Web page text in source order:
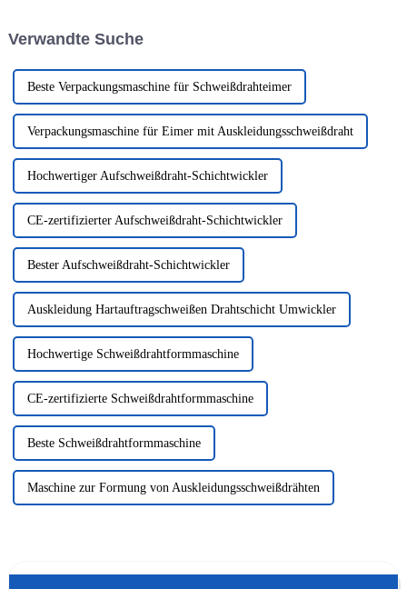
seinen Zieldurchmesser
Verwandte Suche
Beste Verpackungsmaschine für Schweißdrahteimer
Verpackungsmaschine für Eimer mit Auskleidungsschweißdraht
Hochwertiger Aufschweißdraht-Schichtwickler
CE-zertifizierter Aufschweißdraht-Schichtwickler
Bester Aufschweißdraht-Schichtwickler
Auskleidung Hartauftragschweißen Drahtschicht Umwickler
Hochwertige Schweißdrahtformmaschine
CE-zertifizierte Schweißdrahtformmaschine
Beste Schweißdrahtformmaschine
Maschine zur Formung von Auskleidungsschweißdrähten